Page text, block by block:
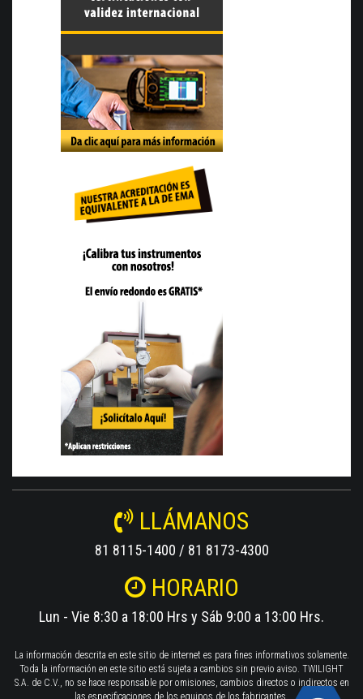
LLÁMANOS
81 8115-1400 / 81 8173-4300
HORARIO
Lun - Vie 8:30 a 18:00 Hrs y Sáb 9:00 a 13:00 Hrs.
La información descrita en este sitio de internet es para fines informativos solamente.
Toda la información en este sitio está sujeta a cambios sin previo aviso. TWILIGHT
S.A. de C.V., no se hace responsable por omisiones, cambios directos o indirectos en
las especificaciones de los equipos de los fabricantes.